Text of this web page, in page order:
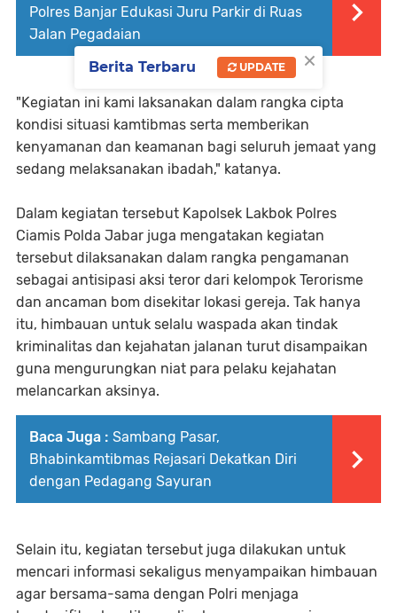
Polres Banjar Edukasi Juru Parkir di Ruas
Jalan Pegadaian
"Kegiatan ini kami laksanakan dalam rangka cipta
kondisi situasi kamtibmas serta memberikan
kenyamanan dan keamanan bagi seluruh jemaat yang
sedang melaksanakan ibadah," katanya.
Dalam kegiatan tersebut Kapolsek Lakbok Polres
Ciamis Polda Jabar juga mengatakan kegiatan
tersebut dilaksanakan dalam rangka pengamanan
sebagai antisipasi aksi teror dari kelompok Terorisme
dan ancaman bom disekitar lokasi gereja. Tak hanya
itu, himbauan untuk selalu waspada akan tindak
kriminalitas dan kejahatan jalanan turut disampaikan
guna mengurungkan niat para pelaku kejahatan
melancarkan aksinya.
Baca Juga : Sambang Pasar,
Bhabinkamtibmas Rejasari Dekatkan Diri
dengan Pedagang Sayuran
Selain itu, kegiatan tersebut juga dilakukan untuk
mencari informasi sekaligus menyampaikan himbauan
agar bersama-sama dengan Polri menjaga
×
Berita Terbaru UPDATE